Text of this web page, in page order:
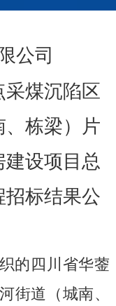
公司
采煤沉陷区
、栋梁）片
建设项目总
招标结果公
的 四川省华蓥
街道（城南、